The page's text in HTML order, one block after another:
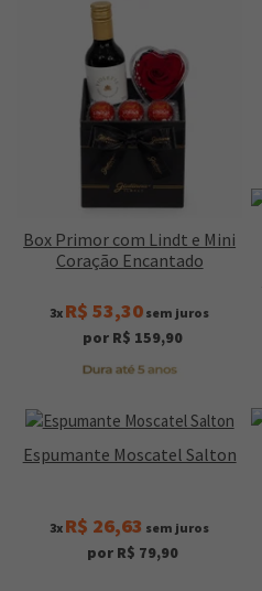
Box Primor com Lindt e Mini
Coração Encantado
3x R$ 53,30 sem juros
por R$ 159,90
Espumante Moscatel Salton
3x R$ 26,63 sem juros
por R$ 79,90